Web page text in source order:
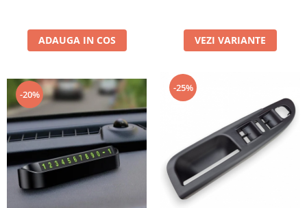
ADAUGA IN COS VEZI VARIANTE
-20%
-25%